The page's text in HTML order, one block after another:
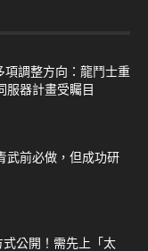
項調整方向：龍鬥士重
服器計畫受矚目
武前必做，但成功研
公開！需先上「太